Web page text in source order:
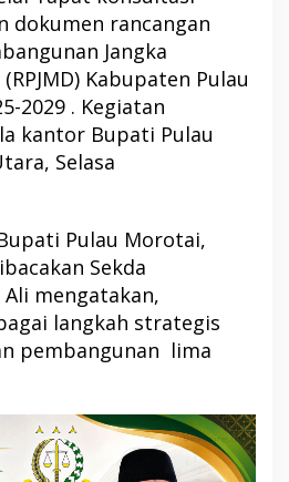
dokumen rancangan
Jangka
Kabupaten Pulau
2029 . Kegiatan
kantor Bupati Pulau
Selasa
Pulau Morotai,
Sekda
mengatakan,
langkah strategis
pembangunan lima